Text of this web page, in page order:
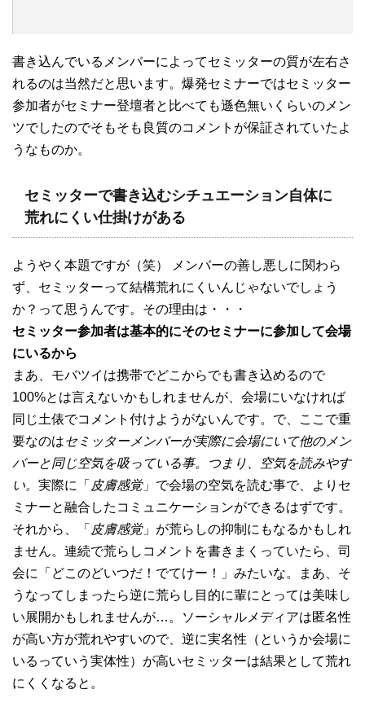
書き込んでいるメンバーによってセミッターの質が左右さ
れるのは当然だと思います。爆発セミナーではセミッター
参加者がセミナー登壇者と比べても遜色無いくらいのメン
ツでしたのでそもそも良質のコメントが保証されていたよ
うなものか。
セミッターで書き込むシチュエーション自体に
荒れにくい仕掛けがある
ようやく本題ですが（笑） メンバーの善し悪しに関わら
ず、セミッターって結構荒れにくいんじゃないでしょう
か？って思うんです。その理由は・・・
セミッター参加者は基本的にそのセミナーに参加して会場
にいるから
まあ、モバツイは携帯でどこからでも書き込めるので
100%とは言えないかもしれませんが、会場にいなければ
同じ土俵でコメント付けようがないんです。で、ここで重
要なのはセミッターメンバーが実際に会場にいて他のメン
バーと同じ空気を吸っている事。つまり、空気を読みやす
い。 実際に「 皮膚感覚」で会場の空気を読む事で、よりセ
ミナーと融合したコミュニケーションができるはずです。
それから、「 皮膚感覚」が荒らしの抑制にもなるかもしれ
ません。連続で荒らしコメントを書きまくっていたら、司
会に「どこのどいつだ！でてけー！」みたいな。まあ、そ
うなってしまったら逆に荒らし目的に輩にとっては美味し
い展開かもしれませんが…。ソーシャルメディアは匿名性
が高い方が荒れやすいので、逆に実名性（というか会場に
いるっていう実体性）が高いセミッターは結果として荒れ
にくくなると。